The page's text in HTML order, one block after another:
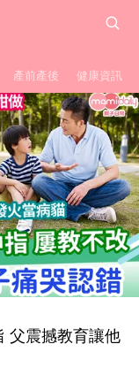
產前產後 健康資訊
父震撼教育讓他